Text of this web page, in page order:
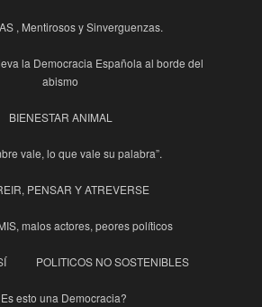
, Mentirosos y Sinverguenzas.
la Democracia Española al borde del
abismo
BIENESTAR ANIMAL
vale, lo que vale su palabra”.
PENSAR Y ATREVERSE
malos actores, peores políticos
POLITICOS NO SOSTENIBLES
esto una Democracia?